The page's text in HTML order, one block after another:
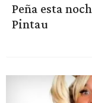
Peña esta
Pintau